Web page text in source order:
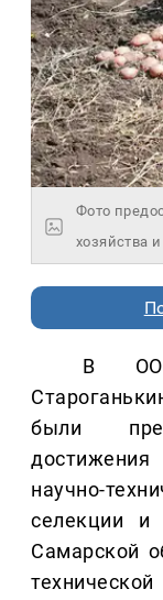
Фото
хозяйства
В
были
научно-
селекции и
Самарской